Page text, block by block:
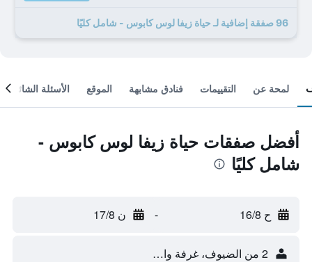
96 صفقة إضافية لـ حياة زيفا لوس كابوس - شامل كليًا
لمحة عن التقييمات فنادق مشابهة الموقع الأسئلة الشائعة
أفضل صفقات حياة زيفا لوس كابوس -
شامل كليًا
ح 16/8 - ن 17/8
2 من الضيوف، غرفة واحدة